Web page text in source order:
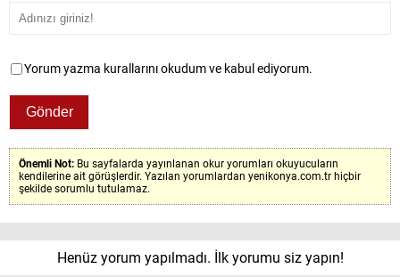
Yorum yazma kurallarını okudum ve kabul ediyorum.
Önemli Not: Bu sayfalarda yayınlanan okur yorumları okuyucuların
kendilerine ait görüşlerdir. Yazılan yorumlardan yenikonya.com.tr hiçbir
şekilde sorumlu tutulamaz.
Henüz yorum yapılmadı. İlk yorumu siz yapın!